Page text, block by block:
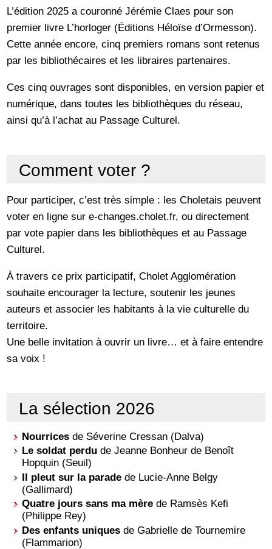
L’édition 2025 a couronné Jérémie Claes pour son
premier livre L’horloger (Éditions Héloïse d’Ormesson).
Cette année encore, cinq premiers romans sont retenus
par les bibliothécaires et les libraires partenaires.
Ces cinq ouvrages sont disponibles, en version papier et
numérique, dans toutes les bibliothèques du réseau,
ainsi qu’à l’achat au Passage Culturel.
Comment voter ?
Pour participer, c’est très simple : les Choletais peuvent
voter en ligne sur e-changes.cholet.fr, ou directement
par vote papier dans les bibliothèques et au Passage
Culturel.
À travers ce prix participatif, Cholet Agglomération
souhaite encourager la lecture, soutenir les jeunes
auteurs et associer les habitants à la vie culturelle du
territoire.
Une belle invitation à ouvrir un livre… et à faire entendre
sa voix !
La sélection 2026
Nourrices de Séverine Cressan (Dalva)
Le soldat perdu de Jeanne Bonheur de Benoît
Hopquin (Seuil)
Il pleut sur la parade de Lucie-Anne Belgy
(Gallimard)
Quatre jours sans ma mère de Ramsès Kefi
(Philippe Rey)
Des enfants uniques de Gabrielle de Tournemire
(Flammarion)